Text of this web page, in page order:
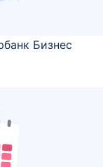
Бизнес